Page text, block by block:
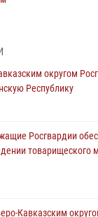
продолжается
расчеты
помогли вернуть
округом
Республику
Росгвардии
товарищеского
Кавказским